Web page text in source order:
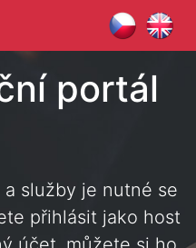
portál
služby je nutné se
přihlásit jako host